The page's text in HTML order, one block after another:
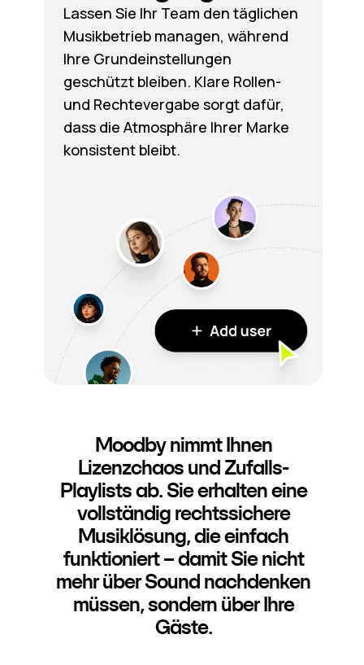
Lassen Sie Ihr Team den täglichen
Musikbetrieb managen, während
Ihre Grundeinstellungen
geschützt bleiben. Klare Rollen-
und Rechtevergabe sorgt dafür,
dass die Atmosphäre Ihrer Marke
konsistent bleibt.
Moodby nimmt Ihnen
Lizenzchaos und Zufalls-
Playlists ab. Sie erhalten eine
vollständig rechtssichere
Musiklösung, die einfach
funktioniert – damit Sie nicht
mehr über Sound nachdenken
müssen, sondern über Ihre
Gäste.